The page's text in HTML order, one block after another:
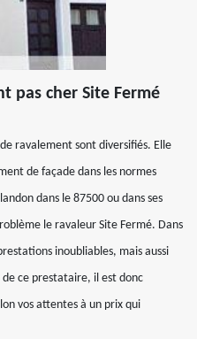
pas cher Site Fermé
ravalement sont diversifiés. Elle
de façade dans les normes
dans le 87500 ou dans ses
le ravaleur Site Fermé. Dans
inoubliables, mais aussi
de ce prestataire, il est donc
vos attentes à un prix qui